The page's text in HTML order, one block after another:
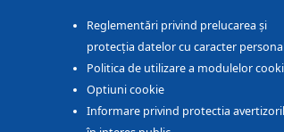
Reglementări privind prelucarea și
protecția datelor cu caracter
Politica de utilizare a modulelor
Optiuni cookie
Informare privind protectia